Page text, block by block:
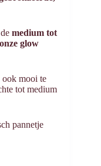
medium tot
glow
ook mooi te
tot medium
pannetje